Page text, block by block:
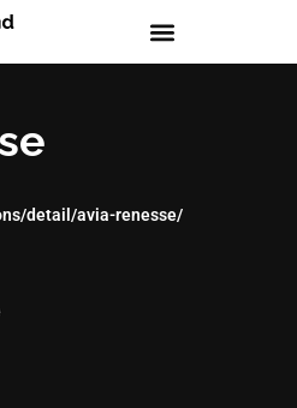
detail/avia-renesse/